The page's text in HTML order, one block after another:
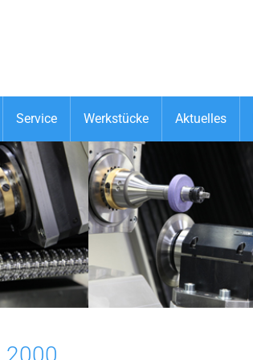
Service Werkstücke Aktuelles